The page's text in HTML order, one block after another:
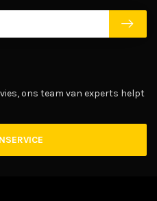
ons team van experts helpt